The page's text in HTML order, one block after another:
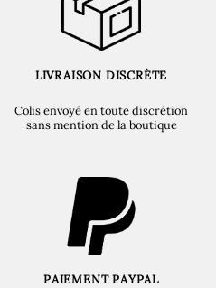
LIVRAISON DISCRÈTE
Colis envoyé en toute discrétion
sans mention de la boutique
PAIEMENT PAYPAL